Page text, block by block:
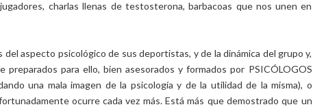
charlas llenas de testosterona, barbacoas que nos unen en
aspecto psicológico de sus deportistas, y de la dinámica del grupo y,
para ello, bien asesorados y formados por PSICÓLOGOS
una mala imagen de la psicología y de la utilidad de la misma), o
ocurre cada vez más. Está más que demostrado que un